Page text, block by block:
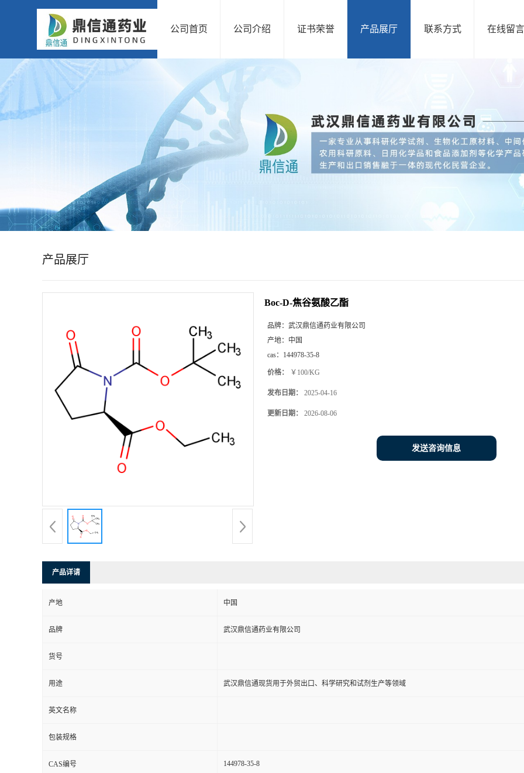
公司首页 公司介绍 证书荣誉 产品展厅 联系方式 在线留言
产品展厅
Boc-D-焦谷氨酸乙酯
品牌： 武汉鼎信通药业有限公司
产地： 中国
cas： 144978-35-8
价格： ￥100/KG
发布日期： 2025-04-16
更新日期： 2026-08-06
发送咨询信息
产品详请
产地 中国
品牌 武汉鼎信通药业有限公司
货号
用途 武汉鼎信通现货用于外贸出口、科学研究和试剂生产等领域
英文名称
包装规格
CAS编号 144978-35-8